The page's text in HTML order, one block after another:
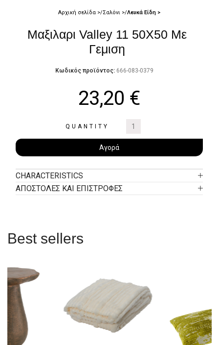
Αρχική σελίδα Σαλόνι Λευκά Είδη
Μαξιλαρι Valley 11 50Χ50 Με
Γεμιση
Κωδικός προϊόντος: 666-083-0379
23,20 €
QUANTITY
Αγορά
CHARACTERISTICS
ΑΠΟΣΤΟΛΕΣ ΚΑΙ ΕΠΙΣΤΡΟΦΕΣ
Best sellers